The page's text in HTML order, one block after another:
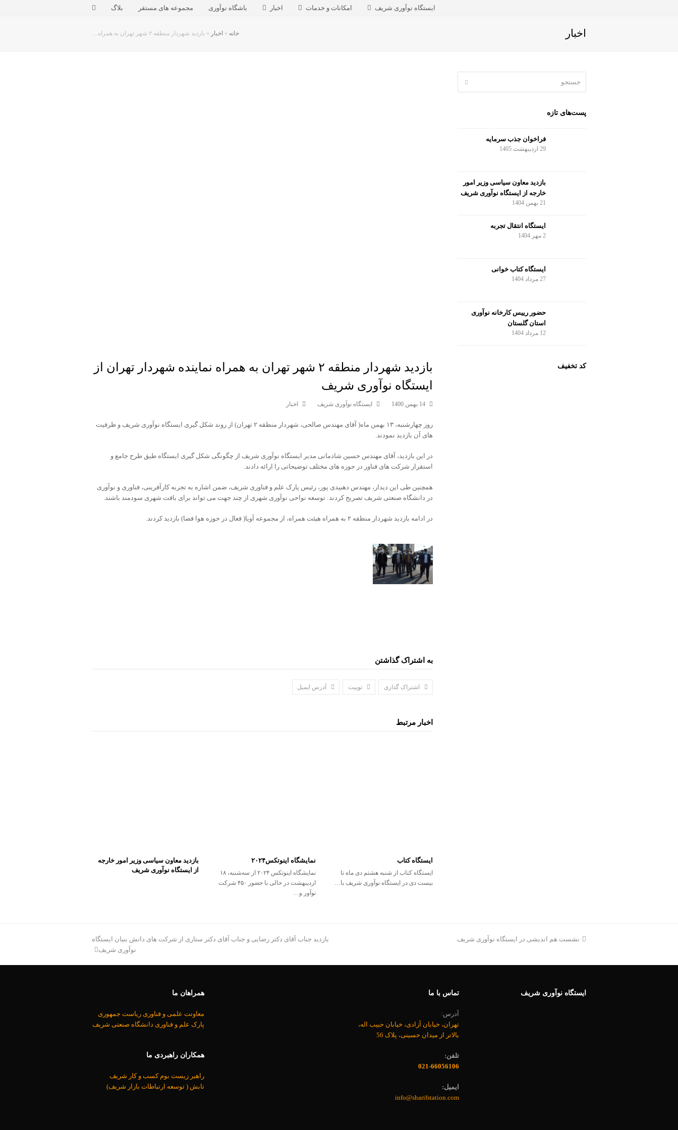
ایستگاه نوآوری شریف امکانات و خدمات اخبار باشگاه نوآوری مجموعه های مستقر بلاگ
اخبار خانه » اخبار » بازدید شهردار منطقه ۲ شهر تهران به همراه…
بازدید شهردار منطقه ۲ شهر تهران به همراه نماینده شهردار تهران از
ایستگاه نوآوری شریف
14 بهمن 1400 ایستگاه نوآوری شریف اخبار
روز چهارشنبه، ۱۳ بهمن ماه( آقای مهندس صالحی، شهردار منطقه ۲ تهران) از روند شکل گیری ایستگاه نوآوری شریف و ظرفیت
های آن بازدید نمودند.
در این بازدید، آقای مهندس حسین شادمانی مدیر ایستگاه نوآوری شریف از چگونگی شکل گیری ایستگاه طبق طرح جامع و
استقرار شرکت های فناور در حوزه های مختلف توضیحاتی را ارائه دادند.
همچنین طی این دیدار، مهندس دهبیدی پور، رئیس پارک علم و فناوری شریف، ضمن اشاره به تجربه کارآفرینی، فناوری و نوآوری
در دانشگاه صنعتی شریف تصریح کردند: توسعه نواحی نوآوری شهری از چند جهت می تواند برای بافت شهری سودمند باشند.
در ادامه بازدید شهردار منطقه ۲ به همراه هیئت همراه، از مجموعه آویا( فعال در حوزه هوا فضا) بازدید کردند.
به اشتراک گذاشتن
اشتراک گذاری توییت آدرس ایمیل
اخبار مرتبط
ایستگاه کتاب
ایستگاه کتاب از شنبه هشتم دی ماه تا
بیست دی در ایستگاه نوآوری شریف با…
نمایشگاه اینوتکس۲۰۲۴
نمایشگاه اینوتکس ۲۰۲۴ از سه‌شنبه، ۱۸
اردیبهشت‌ در حالی با حضور ۴۵۰ شرکت
نوآور و…
بازدید معاون سیاسی وزیر امور خارجه
از ایستگاه نوآوری شریف
پست‌های تازه
فراخوان جذب سرمایه
29 اردیبهشت 1405
بازدید معاون سیاسی وزیر امور
خارجه از ایستگاه نوآوری شریف
21 بهمن 1404
ایستگاه انتقال تجربه
2 مهر 1404
ایستگاه کتاب خوانی
27 مرداد 1404
حضور رییس کارخانه نوآوری
استان گلستان
12 مرداد 1404
کد تخفیف
مطلب
نشست هم اندیشی در ایستگاه نوآوری شریف
مطلب
بازدید جناب آقای دکتر رضایی و جناب آقای دکتر ستاری از شرکت های دانش بنیان ایستگاه
نوآوری شریف
ایستگاه نوآوری شریف تماس با ما
آدرس:
تهران، خیابان آزادی، خیابان حبیب اله،
بالاتر از میدان حسینی، پلاک 56
تلفن:
021-66056106
ایمیل:
info@sharifstation.com
همراهان ما
معاونت علمی و فناوری رياست جمهوری
پارک علم و فناوری دانشگاه صنعتی شریف
همکاران راهبردی ما
راهبر زیست بوم کسب و کار شریف
تابش ( توسعه ارتباطات بازار شریف)